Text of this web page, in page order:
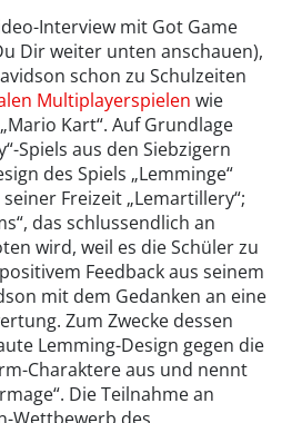
Interview mit Got Game
Dir weiter unten anschauen),
schon zu Schulzeiten
Multiplayerspielen wie
Kart“. Auf Grundlage
Spiels aus den Siebzigern
des Spiels „Lemminge“
Freizeit „Lemartillery“;
das schlussendlich an
wird, weil es die Schüler zu
Feedback aus seinem
mit dem Gedanken an eine
Zum Zwecke dessen
Lemming-Design gegen die
Charaktere aus und nennt
Die Teilnahme an